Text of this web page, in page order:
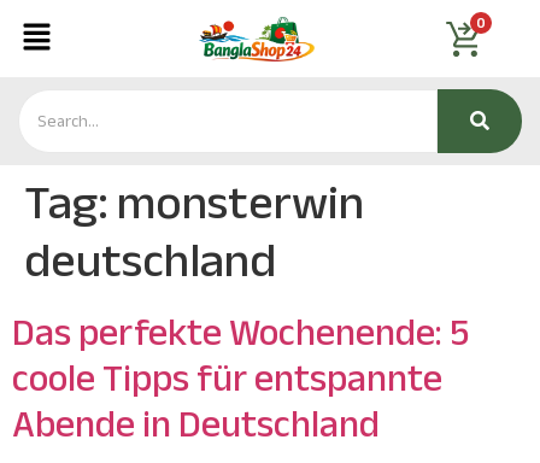
0
Tag:monsterwin
deutschland
Das perfekte Wochenende: 5
coole Tipps für entspannte
Abende in Deutschland